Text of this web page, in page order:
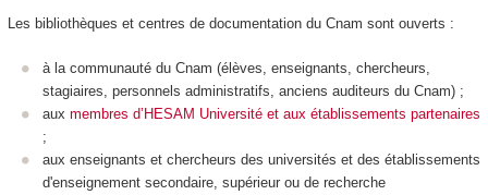
Les bibliothèques et centres de documentation du Cnam sont ouverts :
à la communauté du Cnam (élèves, enseignants, chercheurs,
stagiaires, personnels administratifs, anciens auditeurs du Cnam) ;
aux membres d’HESAM Université et aux établissements partenaires
;
aux enseignants et chercheurs des universités et des établissements
d'enseignement secondaire, supérieur ou de recherche